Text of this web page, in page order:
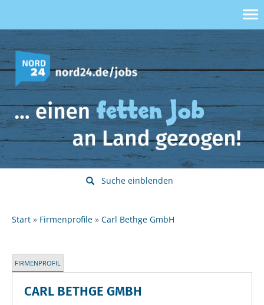
Suche einblenden
Start Firmenprofile Carl Bethge GmbH
FIRMENPROFIL
CARL BETHGE GMBH